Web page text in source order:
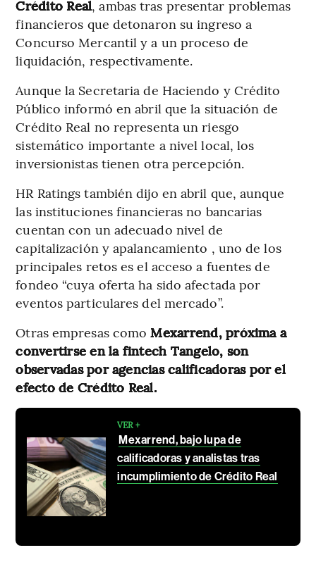
Crédito Real, ambas tras presentar problemas
financieros que detonaron su ingreso a
Concurso Mercantil y a un proceso de
liquidación, respectivamente.
Aunque la Secretaria de Haciendo y Crédito
Público informó en abril que la situación de
Crédito Real no representa un riesgo
sistemático importante a nivel local, los
inversionistas tienen otra percepción.
HR Ratings también dijo en abril que, aunque
las instituciones financieras no bancarias
cuentan con un adecuado nivel de
capitalización y apalancamiento , uno de los
principales retos es el acceso a fuentes de
fondeo “cuya oferta ha sido afectada por
eventos particulares del mercado”.
Otras empresas comoMexarrend, próxima a
convertirse en la fintech Tangelo, son
observadas por agencias calificadoras por el
efecto de Crédito Real.
VER +
Mexarrend, bajo lupa de
calificadoras y analistas tras
incumplimiento de Crédito Real